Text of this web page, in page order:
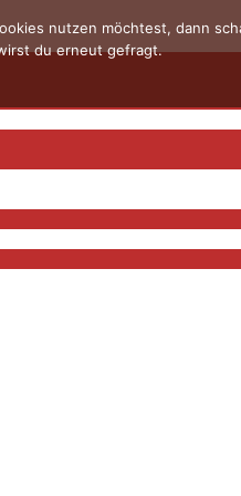
nutzen möchtest, dann
du erneut gefragt.